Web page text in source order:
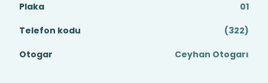
Plaka
01
Telefon kodu
(322)
Otogar
Ceyhan Otogarı